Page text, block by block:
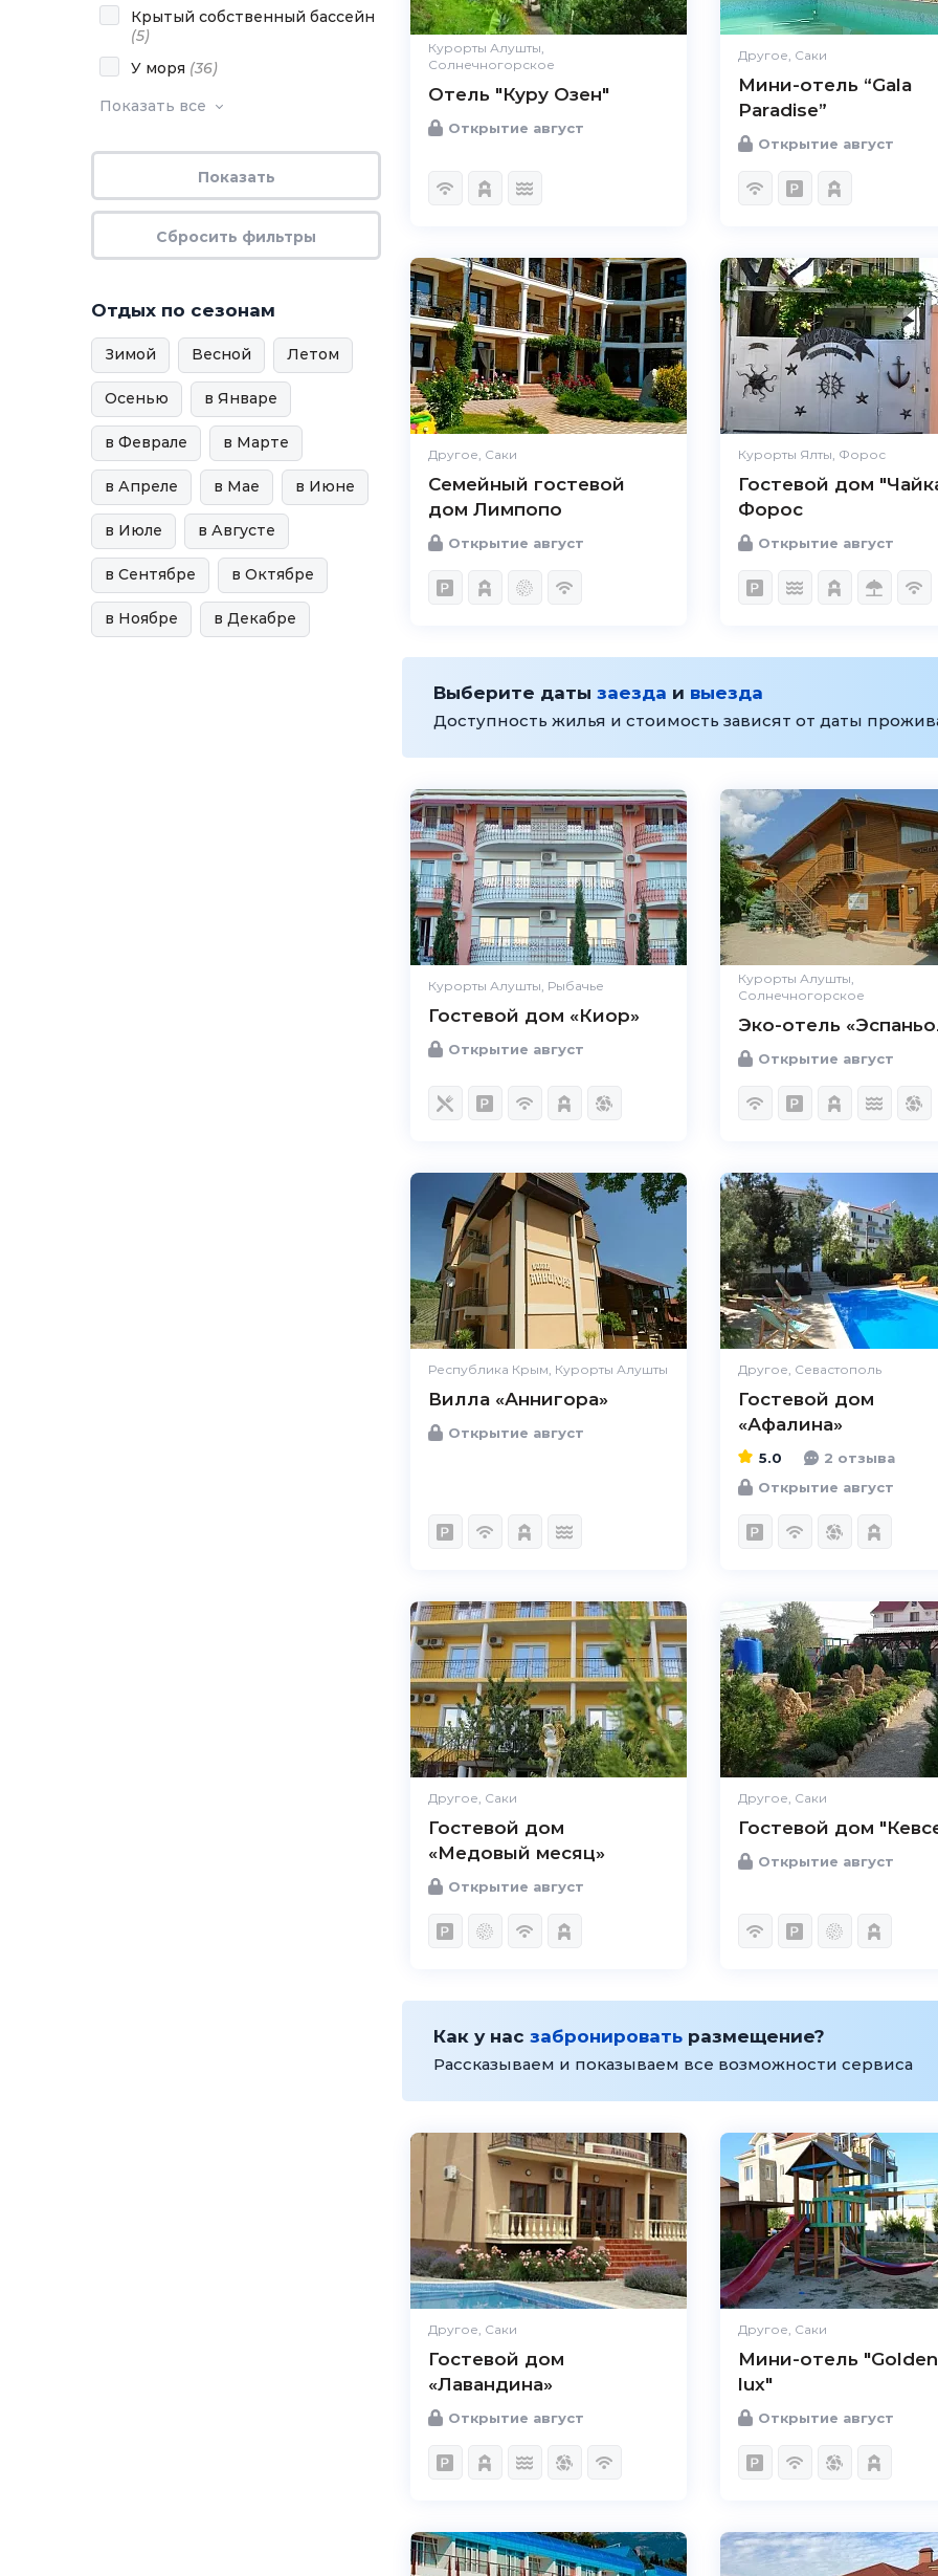
Крытый собственный бассейн
(5)
У моря (36)
Показать все
Отдых по сезонам
Зимой Весной Летом
Осенью в Январе
в Феврале в Марте
в Апреле в Мае в Июне
в Июле в Августе
в Сентябре в Октябре
в Ноябре в Декабре
Курорты Алушты,
Солнечногорское
Отель "Куру Озен"
Открытие август
Другое, Саки
Мини-отель “Gala
Paradise”
Открытие август
Другое, Саки
Семейный гостевой
дом Лимпопо
Открытие август
Курорты Ялты, Форос
Гостевой дом
Форос
Открытие август
Выберите даты заезда и выезда
Доступность жилья и стоимость зависят от даты
Курорты Алушты, Рыбачье
Гостевой дом «Киор»
Открытие август
Курорты Алушты,
Солнечногорское
Эко-отель
Открытие август
Республика Крым, Курорты Алушты
Вилла «Аннигора»
Открытие август
Другое, Севастополь
Гостевой дом
«Афалина»
5.0
2 отзыва
Открытие август
Другое, Саки
Гостевой дом
«Медовый месяц»
Открытие август
Другое, Саки
Гостевой дом
Открытие август
Как у нас забронироватьразмещение?
Рассказываем и показываем все возможности сервиса
Другое, Саки
Гостевой дом
«Лавандина»
Открытие август
Другое, Саки
Мини-отель
lux"
Открытие август